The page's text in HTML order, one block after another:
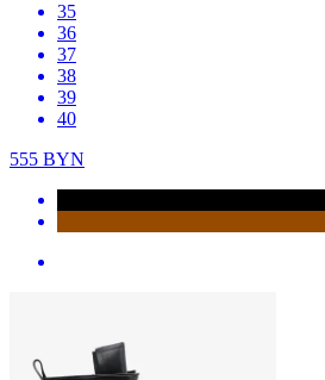
35
36
37
38
39
40
555 BYN